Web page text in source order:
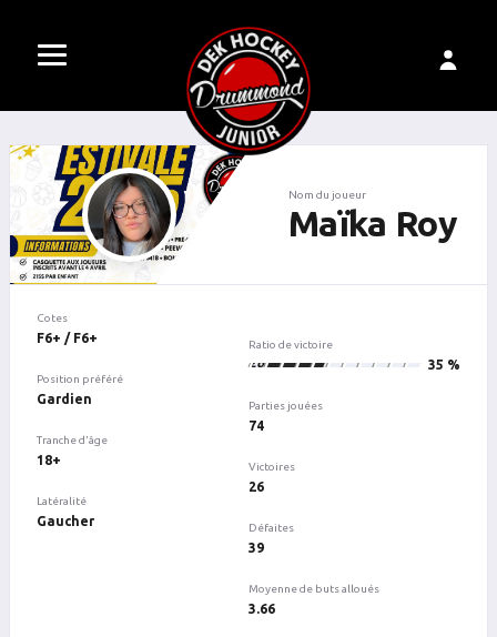
Nom du joueur
Maïka Roy
Cotes
F6+ / F6+
Position préféré
Gardien
Tranche d'âge
18+
Latéralité
Gaucher
Ratio de victoire
26 35 %
Parties jouées
74
Victoires
26
Défaites
39
Moyenne de buts alloués
3.66